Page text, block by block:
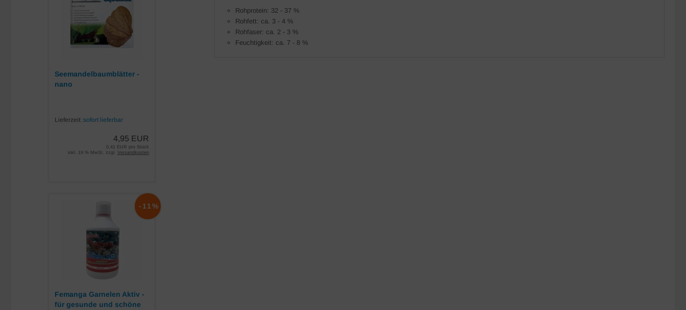
Rohprotein: 32 - 37 %
Rohfett: ca. 3 - 4 %
Rohfaser: ca. 2 - 3 %
Feuchtigkeit: ca. 7 - 8 %
Seemandelbaumblätter -
nano
Lieferzeit:sofort lieferbar
4,95 EUR
0,41 EUR pro Stück
inkl. 19 % MwSt. zzgl. Versandkosten
Femanga Garnelen Aktiv -
für gesunde und schöne
-11%